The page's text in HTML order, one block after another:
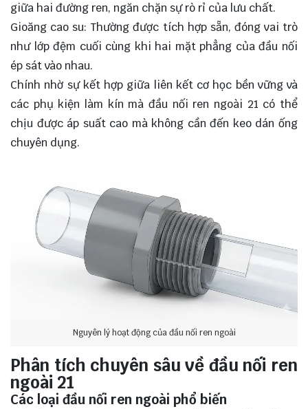
giữa hai đường ren, ngăn chặn sự rò rỉ của lưu chất.
Gioăng cao su: Thường được tích hợp sẵn, đóng vai trò
như lớp đệm cuối cùng khi hai mặt phẳng của đầu nối
ép sát vào nhau.
Chính nhờ sự kết hợp giữa liên kết cơ học bền vững và
các phụ kiện làm kín mà đầu nối ren ngoài 21 có thể
chịu được áp suất cao mà không cần đến keo dán ống
chuyên dụng.
Nguyên lý hoạt động của đầu nối ren ngoài
Phân tích chuyên sâu về đầu nối ren
ngoài 21
Các loại đầu nối ren ngoài phổ biến